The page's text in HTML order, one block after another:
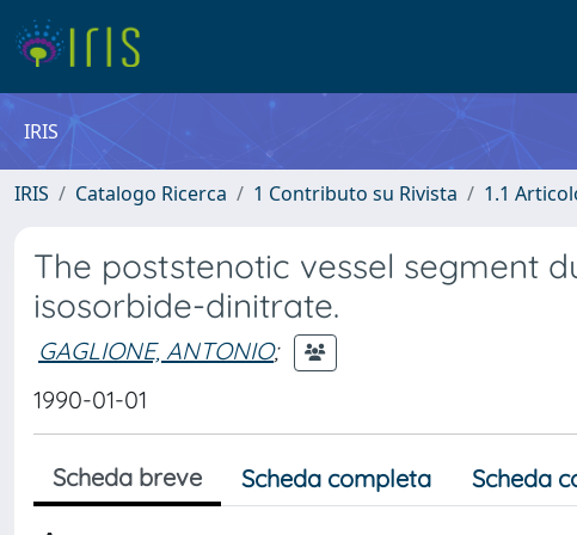
IRIS
IRIS Catalogo Ricerca 1 Contributo su Rivista 1.1
The poststenotic vessel segment
isosorbide-dinitrate.
GAGLIONE, ANTONIO;
1990-01-01
Scheda breve Scheda completa Scheda